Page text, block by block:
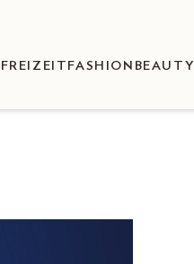
FREIZEIT FASHION BEAUTY